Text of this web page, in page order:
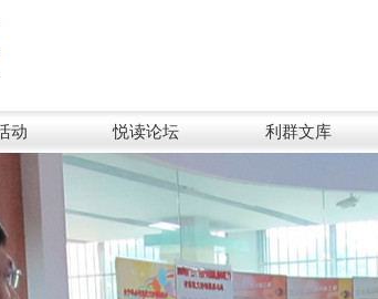
动 悦读论坛 利群文库